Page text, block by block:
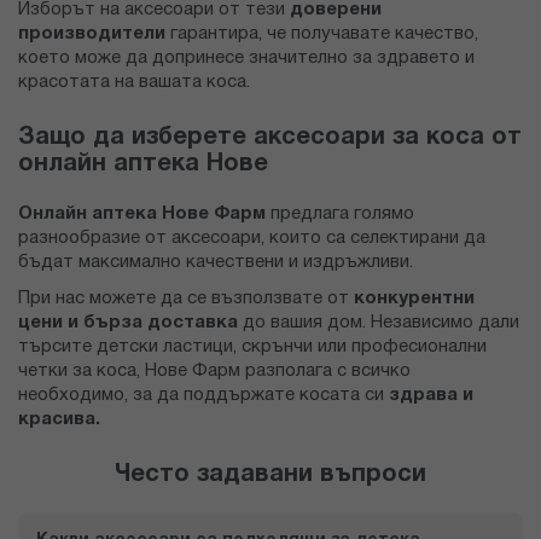
Изборът на аксесоари от тези доверени
производители гарантира, че получавате качество,
което може да допринесе значително за здравето и
красотата на вашата коса.
Защо да изберете аксесоари за коса от
онлайн аптека Нове
Онлайн аптека Нове Фарм предлага голямо
разнообразие от аксесоари, които са селектирани да
бъдат максимално качествени и издръжливи.
При нас можете да се възползвате от конкурентни
цени и бърза доставка до вашия дом. Независимо дали
търсите детски ластици, скрънчи или професионални
четки за коса, Нове Фарм разполага с всичко
необходимо, за да поддържате косата си здрава и
красива.
Често задавани въпроси